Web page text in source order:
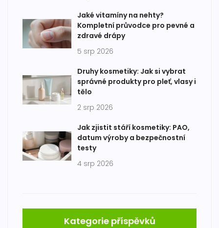
Jaké vitamíny na nehty?
Kompletní průvodce pro pevné a
zdravé drápy
5 srp 2026
Druhy kosmetiky: Jak si vybrat
správné produkty pro pleť, vlasy i
tělo
2 srp 2026
Jak zjistit stáří kosmetiky: PAO,
datum výroby a bezpečnostní
testy
4 srp 2026
Kategorie příspěvků